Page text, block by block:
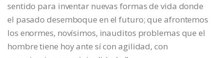
sentido para inventar nuevas formas de vida donde
el pasado desemboque en el futuro; que afrontemos
los enormes, novísimos, inauditos problemas que el
hombre tiene hoy ante sí con agilidad, con